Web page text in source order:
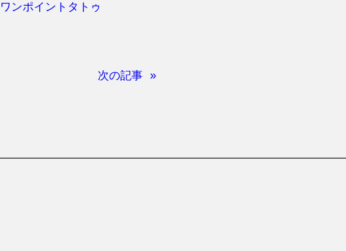
ワンポイントタトゥ
次の記事 »